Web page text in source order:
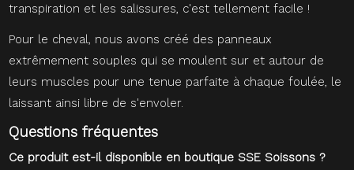
transpiration et les salissures, c'est tellement facile !
Pour le cheval, nous avons créé des panneaux
extrêmement souples qui se moulent sur et autour de
leurs muscles pour une tenue parfaite à chaque foulée, le
laissant ainsi libre de s'envoler.
Questions fréquentes
Ce produit est-il disponible en boutique SSE Soissons ?